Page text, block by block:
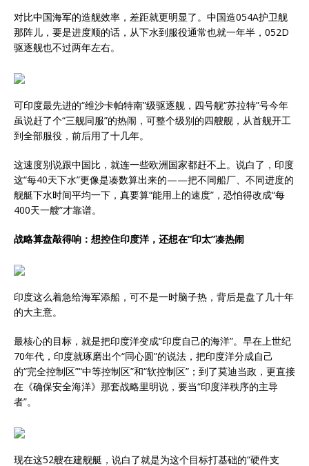
对比中国海军的造舰效率，差距就更明显了。中国造054A护卫舰
那阵儿，要是进度顺的话，从下水到服役通常也就一年半，052D
驱逐舰也不过两年左右。
可印度最先进的“维沙卡帕特南”级驱逐舰，四号舰“苏拉特”号今年
虽说赶了个“三舰同服”的热闹，可整个级别的四艘舰，从首舰开工
到全部服役，前后用了十几年。
这速度别说跟中国比，就连一些欧洲国家都赶不上。说白了，印度
这“每40天下水”更像是凑数算出来的——把不同船厂、不同进度的
舰艇下水时间平均一下，真要算“能用上的速度”，恐怕得改成“每
400天一艘”才靠谱。
战略算盘敲得响：想控住印度洋，还想在“印太”凑热闹
印度这么着急给海军添船，可不是一时脑子热，背后是盘了几十年
的大主意。
最核心的目标，就是把印度洋变成“印度自己的海洋”。早在上世纪
70年代，印度就琢磨出个“同心圆”的说法，把印度洋分成自己
的“完全控制区”“中等控制区”和“软控制区”；到了莫迪当政，更直接
在《确保安全海洋》那套战略里明说，要当“印度洋秩序的主导
者”。
现在这52艘在建舰艇，说白了就是为这个目标打基础的“硬件支